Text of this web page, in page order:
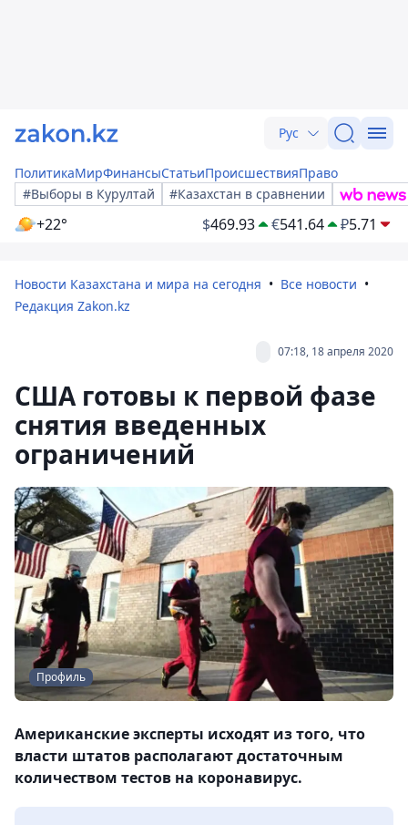
Рус
ПолитикаМирФинансыСтатьиПроисшествияПраво
#Выборы в Курултай
#Казахстан в сравнении
+22° $469.93 €541.64 ₽5.71
Новости Казахстана и мира на сегодня
Все новости
Редакция Zakon.kz
07:18, 18 апреля 2020
США готовы к первой фазе
снятия введенных
ограничений
Профиль
Американские эксперты исходят из того, что
власти штатов располагают достаточным
количеством тестов на коронавирус.